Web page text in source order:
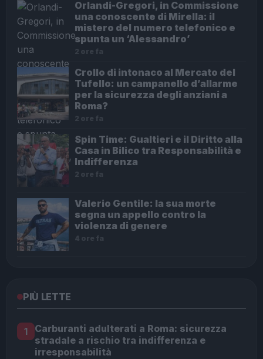
Orlandi-Gregori, in Commissione
una conoscente di Mirella: il
mistero del numero telefonico e
spunta un ‘Alessandro’
2 ore fa
Crollo di intonaco al Mercato del
Tufello: un campanello d’allarme
per la sicurezza degli anziani a
Roma?
2 ore fa
Spin Time: Gualtieri e il Diritto alla
Casa in Bilico tra Responsabilità e
Indifferenza
2 ore fa
Valerio Gentile: la sua morte
segna un appello contro la
violenza di genere
4 ore fa
PIÙ LETTE
1
Carburanti adulterati a Roma: sicurezza
stradale a rischio tra indifferenza e
irresponsabilità